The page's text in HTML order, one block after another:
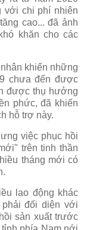
với chi phí nhiên
cao... đã ảnh
khăn cho các
khiến những
chưa đến được
được thụ hưởng
phức, đã khiến
hỗ trợ này.
việc phục hồi
trên tinh thần
tháng mới có
lao động khác
phải đối diện với
sản xuất trước